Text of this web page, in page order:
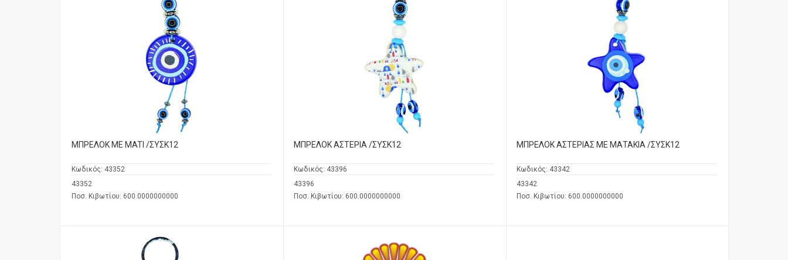
ΜΠΡΕΛΟΚ ME MATI /ΣΥΣΚ12
Κωδικός: 43352
43352
Ποσ. Κιβωτίου: 600.0000000000
ΜΠΡΕΛΟΚ ΑΣΤΕΡΙA /ΣΥΣΚ12
Κωδικός: 43396
43396
Ποσ. Κιβωτίου: 600.0000000000
ΜΠΡΕΛΟΚ ΑΣΤΕΡΙΑΣ ΜΕ ΜΑΤΑΚΙΑ /ΣΥΣΚ12
Κωδικός: 43342
43342
Ποσ. Κιβωτίου: 600.0000000000